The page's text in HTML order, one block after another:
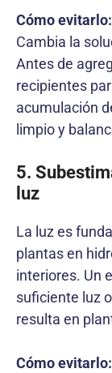
Cómo evitarlo:
Cambia la
Antes de
recipientes
acumulación
limpio y
5.
luz
La luz es
plantas en
interiores. Un
suficiente luz
resulta en
Cómo evitarlo: